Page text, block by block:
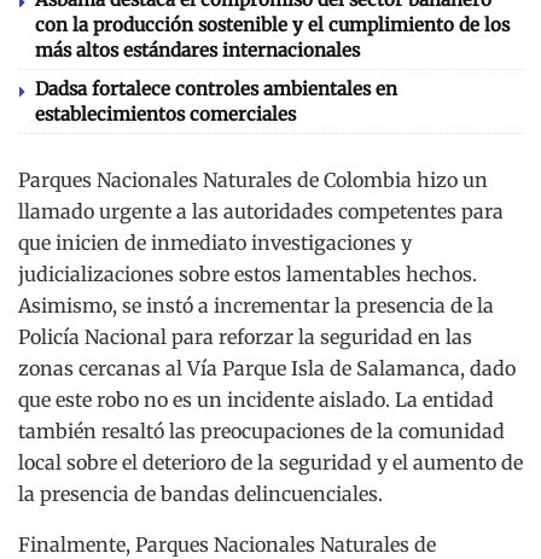
con la producción sostenible y el cumplimiento de los
más altos estándares internacionales
Dadsa fortalece controles ambientales en
establecimientos comerciales
Parques Nacionales Naturales de Colombia hizo un
llamado urgente a las autoridades competentes para
que inicien de inmediato investigaciones y
judicializaciones sobre estos lamentables hechos.
Asimismo, se instó a incrementar la presencia de la
Policía Nacional para reforzar la seguridad en las
zonas cercanas al Vía Parque Isla de Salamanca, dado
que este robo no es un incidente aislado. La entidad
también resaltó las preocupaciones de la comunidad
local sobre el deterioro de la seguridad y el aumento de
la presencia de bandas delincuenciales.
Finalmente, Parques Nacionales Naturales de